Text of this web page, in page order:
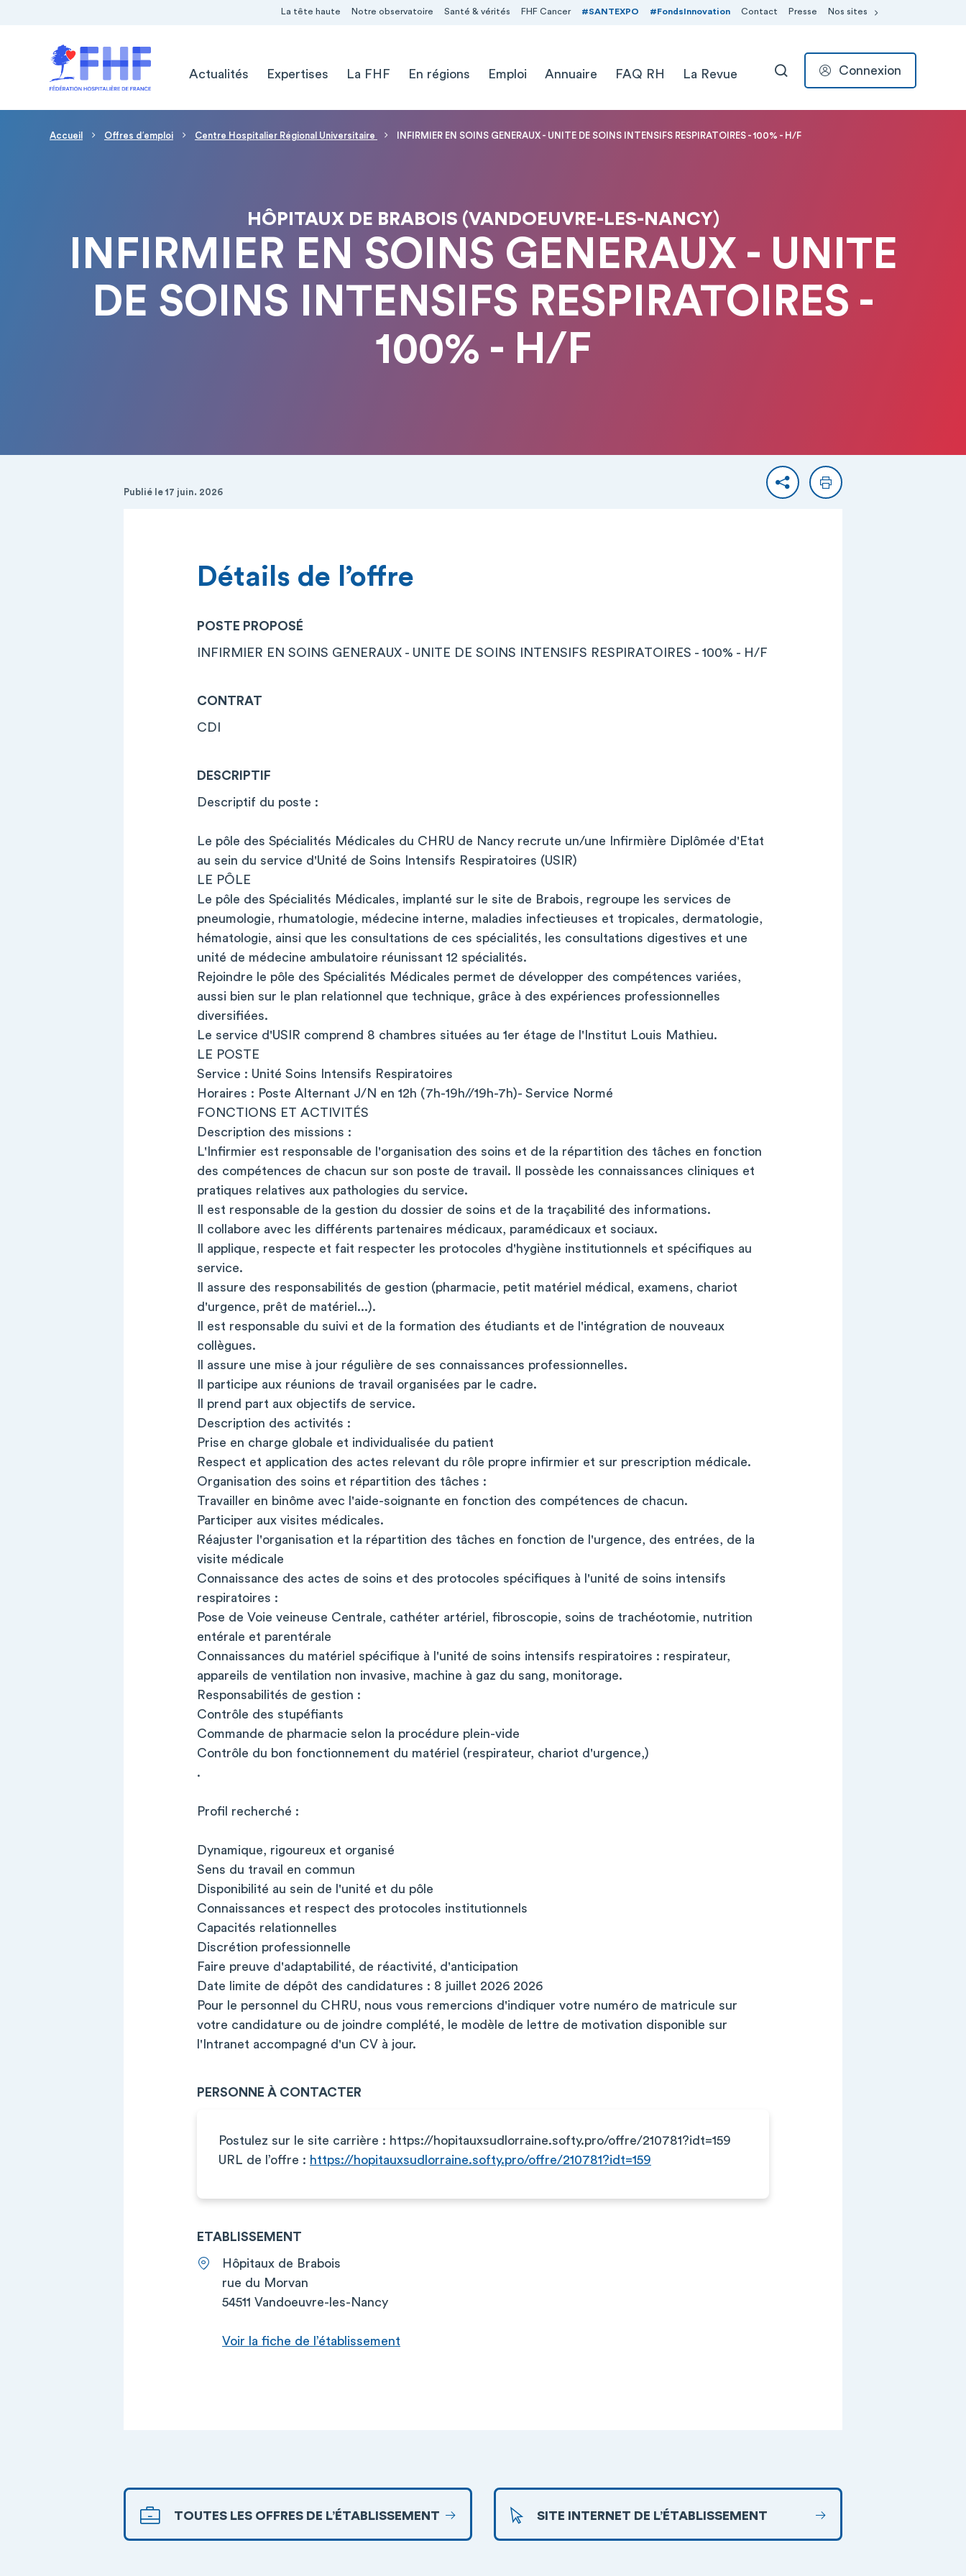
La tête haute Notre observatoire Santé & vérités FHF Cancer #SANTEXPO #FondsInnovation Contact Presse Nos sites
Actualités
Expertises La FHF En régions Emploi Annuaire FAQ RH La Revue RECHERCHER
Connexion
Fil d'Ariane
Accueil Offres d′emploi Centre Hospitalier Régional Universitaire INFIRMIER EN SOINS GENERAUX - UNITE DE SOINS INTENSIFS RESPIRATOIRES - 100% - H/F
HÔPITAUX DE BRABOIS (VANDOEUVRE-LES-NANCY)
INFIRMIER EN SOINS GENERAUX - UNITE
DE SOINS INTENSIFS RESPIRATOIRES -
100% - H/F
Publié le 17 juin. 2026 PartagerImprimer
Détails de l’offre
POSTE PROPOSÉ
INFIRMIER EN SOINS GENERAUX - UNITE DE SOINS INTENSIFS RESPIRATOIRES - 100% - H/F
CONTRAT
CDI
DESCRIPTIF
Descriptif du poste :
Le pôle des Spécialités Médicales du CHRU de Nancy recrute un/une Infirmière Diplômée d'Etat
au sein du service d'Unité de Soins Intensifs Respiratoires (USIR)
LE PÔLE
Le pôle des Spécialités Médicales, implanté sur le site de Brabois, regroupe les services de
pneumologie, rhumatologie, médecine interne, maladies infectieuses et tropicales, dermatologie,
hématologie, ainsi que les consultations de ces spécialités, les consultations digestives et une
unité de médecine ambulatoire réunissant 12 spécialités.
Rejoindre le pôle des Spécialités Médicales permet de développer des compétences variées,
aussi bien sur le plan relationnel que technique, grâce à des expériences professionnelles
diversifiées.
Le service d'USIR comprend 8 chambres situées au 1er étage de l'Institut Louis Mathieu.
LE POSTE
Service : Unité Soins Intensifs Respiratoires
Horaires : Poste Alternant J/N en 12h (7h-19h//19h-7h)- Service Normé
FONCTIONS ET ACTIVITÉS
Description des missions :
L'Infirmier est responsable de l'organisation des soins et de la répartition des tâches en fonction
des compétences de chacun sur son poste de travail. Il possède les connaissances cliniques et
pratiques relatives aux pathologies du service.
Il est responsable de la gestion du dossier de soins et de la traçabilité des informations.
Il collabore avec les différents partenaires médicaux, paramédicaux et sociaux.
Il applique, respecte et fait respecter les protocoles d'hygiène institutionnels et spécifiques au
service.
Il assure des responsabilités de gestion (pharmacie, petit matériel médical, examens, chariot
d'urgence, prêt de matériel...).
Il est responsable du suivi et de la formation des étudiants et de l'intégration de nouveaux
collègues.
Il assure une mise à jour régulière de ses connaissances professionnelles.
Il participe aux réunions de travail organisées par le cadre.
Il prend part aux objectifs de service.
Description des activités :
Prise en charge globale et individualisée du patient
Respect et application des actes relevant du rôle propre infirmier et sur prescription médicale.
Organisation des soins et répartition des tâches :
Travailler en binôme avec l'aide-soignante en fonction des compétences de chacun.
Participer aux visites médicales.
Réajuster l'organisation et la répartition des tâches en fonction de l'urgence, des entrées, de la
visite médicale
Connaissance des actes de soins et des protocoles spécifiques à l'unité de soins intensifs
respiratoires :
Pose de Voie veineuse Centrale, cathéter artériel, fibroscopie, soins de trachéotomie, nutrition
entérale et parentérale
Connaissances du matériel spécifique à l'unité de soins intensifs respiratoires : respirateur,
appareils de ventilation non invasive, machine à gaz du sang, monitorage.
Responsabilités de gestion :
Contrôle des stupéfiants
Commande de pharmacie selon la procédure plein-vide
Contrôle du bon fonctionnement du matériel (respirateur, chariot d'urgence,)
.
Profil recherché :
Dynamique, rigoureux et organisé
Sens du travail en commun
Disponibilité au sein de l'unité et du pôle
Connaissances et respect des protocoles institutionnels
Capacités relationnelles
Discrétion professionnelle
Faire preuve d'adaptabilité, de réactivité, d'anticipation
Date limite de dépôt des candidatures : 8 juillet 2026 2026
Pour le personnel du CHRU, nous vous remercions d'indiquer votre numéro de matricule sur
votre candidature ou de joindre complété, le modèle de lettre de motivation disponible sur
l'Intranet accompagné d'un CV à jour.
PERSONNE À CONTACTER
Postulez sur le site carrière : https://hopitauxsudlorraine.softy.pro/offre/210781?idt=159
URL de l’offre : https://hopitauxsudlorraine.softy.pro/offre/210781?idt=159
ETABLISSEMENT
Hôpitaux de Brabois
rue du Morvan
54511 Vandoeuvre-les-Nancy
Voir la fiche de l’établissement
TOUTES LES OFFRES DE L’ÉTABLISSEMENT SITE INTERNET DE L’ÉTABLISSEMENT